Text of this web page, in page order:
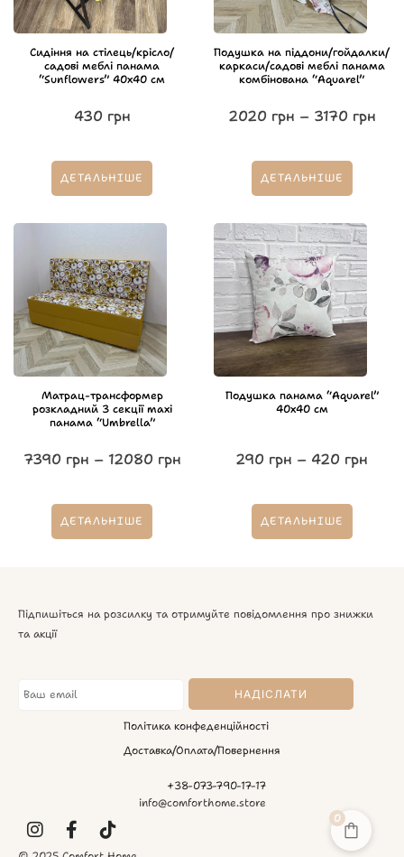
Сидіння на стілець/крісло/
садові меблі панама
“Sunflowers” 40х40 см
430 грн
ДЕТАЛЬНІШЕ
Подушка на піддони/гойдалки/
каркаси/садові меблі панама
комбінована “Aquarel”
2020 грн – 3170 грн
ДЕТАЛЬНІШЕ
Матрац-трансформер
розкладний 3 секції maxi
панама “Umbrella”
7390 грн – 12080 грн
ДЕТАЛЬНІШЕ
Подушка панама “Aquarel”
40х40 см
290 грн – 420 грн
ДЕТАЛЬНІШЕ
Підпишіться на розсилку та отримуйте повідомлення про знижки
та акції
Політика конфеденційності
Доставка/Оплата/Повернення
+38-073-790-17-17
info@comforthome.store
0